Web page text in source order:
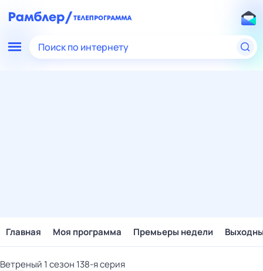
Поиск по интернету
Главная Моя программа Премьеры недели
Ветреный 1 сезон 138-я серия